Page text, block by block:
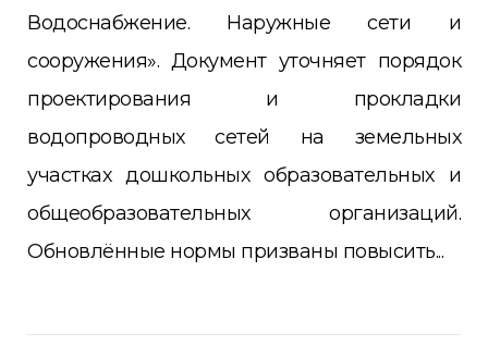
Водоснабжение. Наружные сети и
сооружения». Документ уточняет порядок
проектирования и прокладки
водопроводных сетей на земельных
участках дошкольных образовательных и
общеобразовательных организаций.
Обновлённые нормы призваны повысить...